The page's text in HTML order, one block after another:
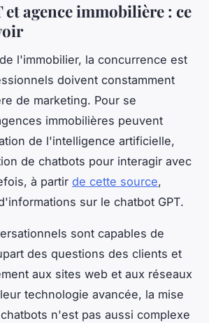
et agence immobilière : ce
l'immobilier, la concurrence est
doivent constamment
de marketing. Pour se
immobilières peuvent
de l'intelligence artificielle,
de chatbots pour interagir avec
à partir de cette source,
sur le chatbot GPT.
sont capables de
des questions des clients et
aux sites web et aux réseaux
technologie avancée, la mise
n'est pas aussi complexe